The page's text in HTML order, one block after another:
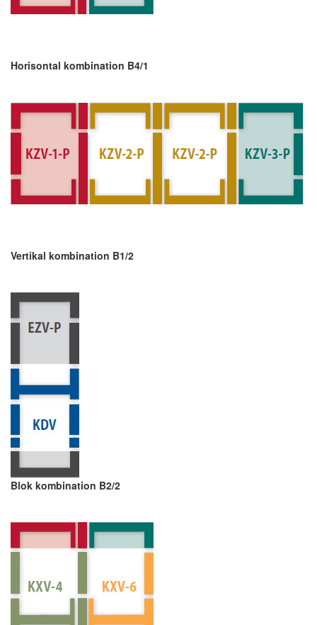
Horisontal kombination B4/1
Vertikal kombination B1/2
Blok kombination B2/2